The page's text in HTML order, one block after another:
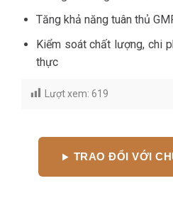
Tăng khả năng tuân thủ
Kiểm soát chất lượng, chi
thực
Lượt xem: 619
TRAO ĐỔI VỚI